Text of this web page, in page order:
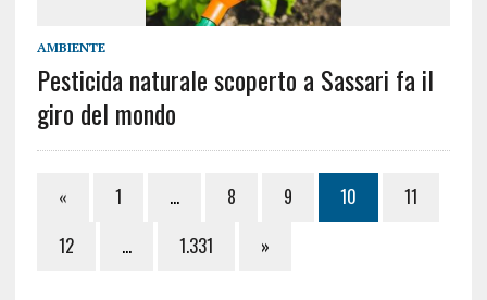
AMBIENTE
Pesticida naturale scoperto a Sassari fa il
giro del mondo
« 1 … 8 9 10
11
12
… 1.331 »